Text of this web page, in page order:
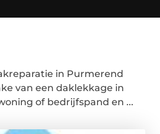
in Purmerend
van een daklekkage in
of bedrijfspand en ...